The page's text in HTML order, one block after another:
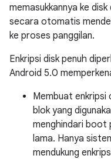
memasukkannya ke
secara otomatis
ke proses panggilan.
Enkripsi disk penuh
Android 5.0
Membuat enkripsi
blok yang
menghindari boot
lama. Hanya
mendukung